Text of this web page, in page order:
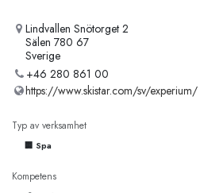
Lindvallen Snötorget 2
Sälen 780 67
Sverige
+46 280 861 00
https://www.skistar.com/sv/experium/
Typ av verksamhet
🏢 Spa
Kompetens